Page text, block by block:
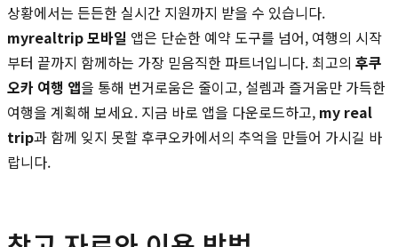
상황에서는 든든한 실시간 지원까지 받을 수 있습니다.
myrealtrip 모바일 앱은 단순한 예약 도구를 넘어, 여행의 시작
부터 끝까지 함께하는 가장 믿음직한 파트너입니다. 최고의 후쿠
오카 여행 앱을 통해 번거로움은 줄이고, 설렘과 즐거움만 가득한
여행을 계획해 보세요. 지금 바로 앱을 다운로드하고, my real
trip과 함께 잊지 못할 후쿠오카에서의 추억을 만들어 가시길 바
랍니다.